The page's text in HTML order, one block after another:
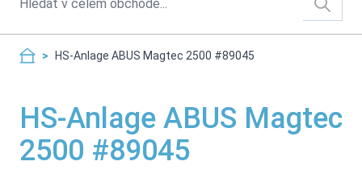
> HS-Anlage ABUS Magtec 2500 #89045
HS-Anlage ABUS Magtec
2500 #89045